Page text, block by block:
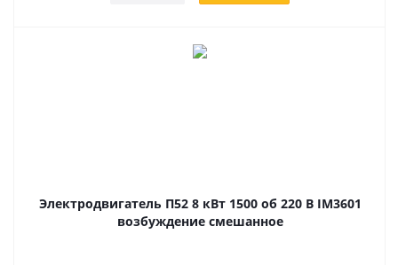
Электродвигатель П52 8 кВт 1500 об 220 В IM3601
возбуждение смешанное